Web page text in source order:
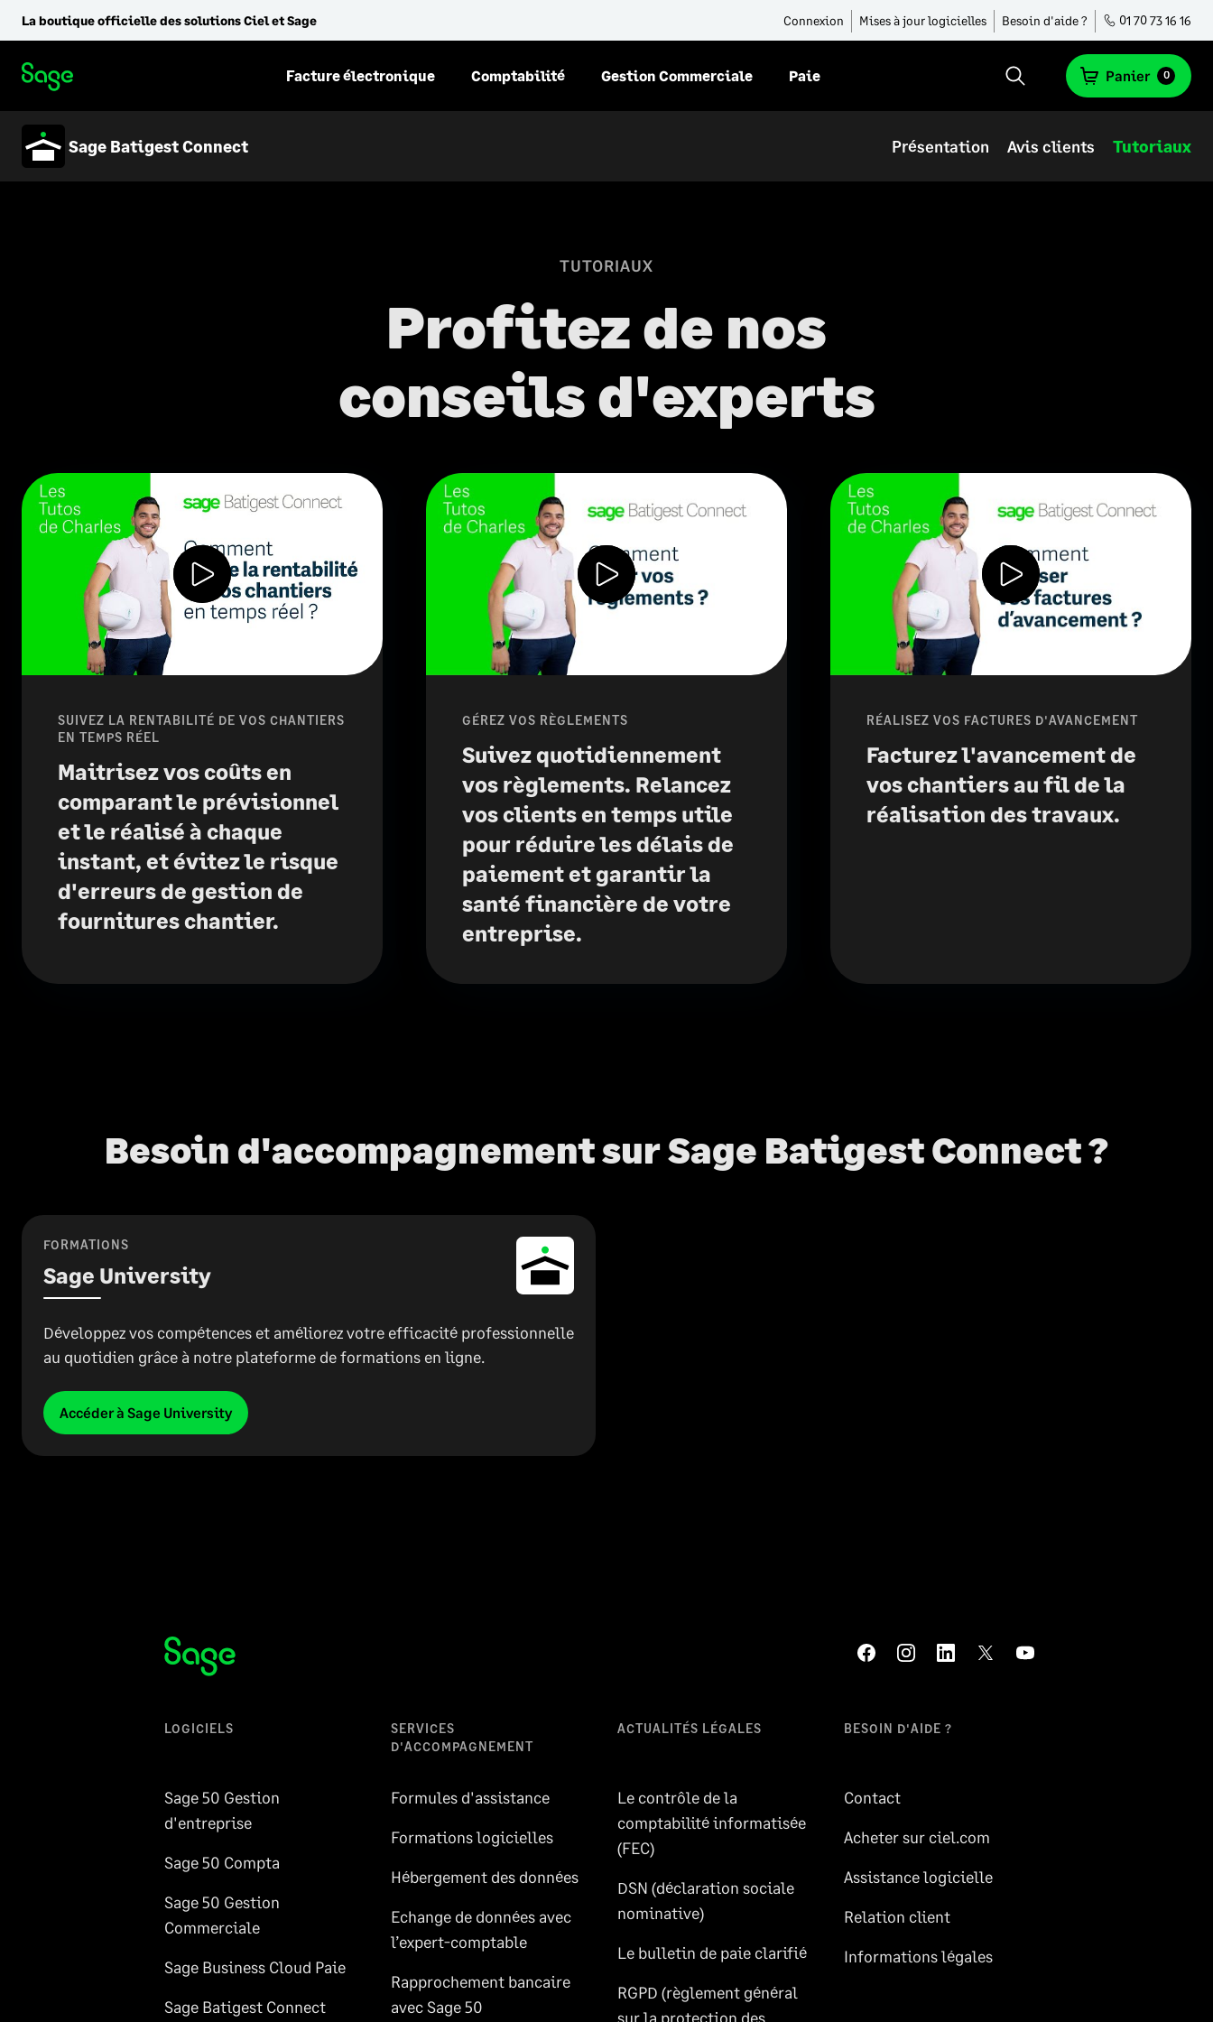
La boutique officielle des solutions Ciel et Sage Connexion Mises à jour logicielles Besoin d'aide ? 01 70 73 16 16
Panier 0
Facture électronique Comptabilité Gestion Commerciale Paie
Sage Batigest Connect Présentation Avis clients Tutoriaux
TUTORIAUX
Profitez de nos
conseils d'experts
SUIVEZ LA RENTABILITÉ DE VOS CHANTIERS
EN TEMPS RÉEL
Maitrisez vos coûts en
comparant le prévisionnel
et le réalisé à chaque
instant, et évitez le risque
d'erreurs de gestion de
fournitures chantier.
GÉREZ VOS RÈGLEMENTS
Suivez quotidiennement
vos règlements. Relancez
vos clients en temps utile
pour réduire les délais de
paiement et garantir la
santé financière de votre
entreprise.
RÉALISEZ VOS FACTURES D'AVANCEMENT
Facturez l'avancement de
vos chantiers au fil de la
réalisation des travaux.
Besoin d'accompagnement sur Sage Batigest Connect ?
FORMATIONS
Sage University
Développez vos compétences et améliorez votre efficacité professionnelle
au quotidien grâce à notre plateforme de formations en ligne.
Accéder à Sage University
LOGICIELS
Sage 50 Gestion
d'entreprise
Sage 50 Compta
Sage 50 Gestion
Commerciale
Sage Business Cloud Paie
Sage Batigest Connect
SERVICES
D'ACCOMPAGNEMENT
Formules d'assistance
Formations logicielles
Hébergement des données
Echange de données avec
l’expert-comptable
Rapprochement bancaire
avec Sage 50
ACTUALITÉS LÉGALES
Le contrôle de la
comptabilité informatisée
(FEC)
DSN (déclaration sociale
nominative)
Le bulletin de paie clarifié
RGPD (règlement général
sur la protection des
BESOIN D'AIDE ?
Contact
Acheter sur ciel.com
Assistance logicielle
Relation client
Informations légales